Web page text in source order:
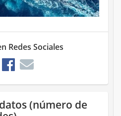
Redes Sociales
(número de